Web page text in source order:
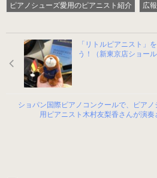
3WAY(ブラック・本革)
（22.0～25.0cm）
3WAY (シルバー・本革)
ピアノシューズ愛用のピアニスト紹介 広
「リトルピアニスト」
う！（新東京店ショー
ショパン国際ピアノコンクールで、ピアノ
用ピアニスト木村友梨香さんが演奏